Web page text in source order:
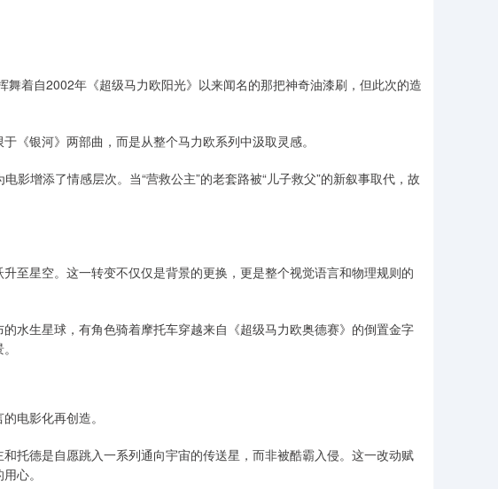
舞着自2002年《超级马力欧阳光》以来闻名的那把神奇油漆刷，但此次的造
银河》两部曲，而是从整个马力欧系列中汲取灵感。
影增添了情感层次。当“营救公主”的老套路被“儿子救父”的新叙事取代，故
至星空。这一转变不仅仅是背景的更换，更是整个视觉语言和物理规则的
水生星球，有角色骑着摩托车穿越来自《超级马力欧奥德赛》的倒置金字
电影化再创造。
托德是自愿跳入一系列通向宇宙的传送星，而非被酷霸入侵。这一改动赋
心。